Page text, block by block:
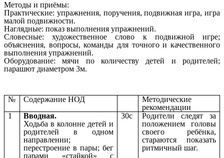
Методы и приёмы:
Практические: упражнения, поручения, подвижная игра, игра
малой подвижности.
Наглядные: показ выполнения упражнений.
Словесные: художественное слово к подвижной игре;
объяснения, вопросы, команды для точного и качественного
выполнения упражнений.
Оборудование: мячи по количеству детей и родителей;
парашют диаметром 3м.
№ Содержание НОД
Методические
рекомендации
1
Вводная.
Ходьба в колонне детей и
родителей в одном
направлении;
перестроение в пары; бег
парами «стайкой» с
30с
Родители следят за
положением головы
своего ребёнка,
стараются показать
ритмичный шаг.